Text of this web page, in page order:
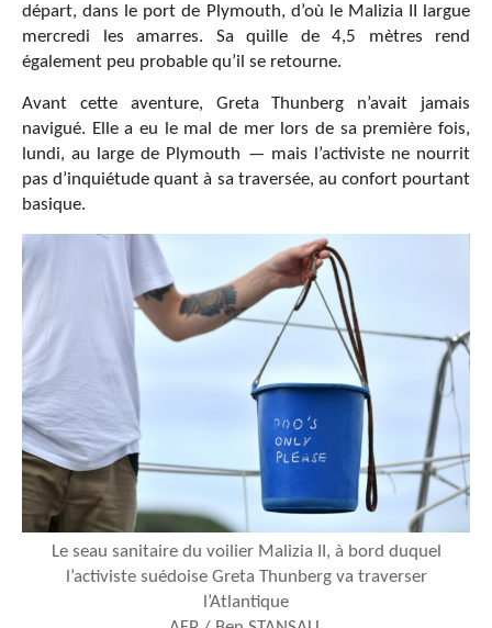
départ, dans le port de Plymouth, d’où le Malizia II largue
mercredi les amarres. Sa quille de 4,5 mètres rend
également peu probable qu’il se retourne.
Avant cette aventure, Greta Thunberg n’avait jamais
navigué. Elle a eu le mal de mer lors de sa première fois,
lundi, au large de Plymouth — mais l’activiste ne nourrit
pas d’inquiétude quant à sa traversée, au confort pourtant
basique.
Le seau sanitaire du voilier Malizia II, à bord duquel
l’activiste suédoise Greta Thunberg va traverser
l’Atlantique